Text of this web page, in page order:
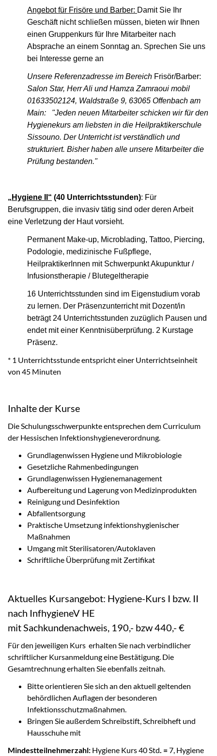
Angebot für Frisöre und Barber: Damit Sie Ihr
Geschäft nicht schließen müssen, bieten wir Ihnen
einen Gruppenkurs für Ihre Mitarbeiter nach
Absprache an einem Sonntag an. Sprechen Sie uns
bei Interesse gerne an
Unsere Referenzadresse im Bereich Frisör/Barber:
Salon Star, Herr Ali und Hamza Zamraoui mobil
01633502124, Waldstraße 9, 63065 Offenbach am
Main: "Jeden neuen Mitarbeiter schicken wir für den
Hygienekurs am liebsten in die Heilpraktikerschule
Sissouno. Der Unterricht ist verständlich und
strukturiert. Bisher haben alle unsere Mitarbeiter die
Prüfung bestanden."
„Hygiene II“ (40 Unterrichtsstunden): Für
Berufsgruppen, die invasiv tätig sind oder deren Arbeit
eine Verletzung der Haut vorsieht.
Permanent Make-up, Microblading, Tattoo, Piercing,
Podologie, medizinische Fußpflege,
HeilpraktikerInnen mit Schwerpunkt Akupunktur /
Infusionstherapie / Blutegeltherapie
16 Unterrichtsstunden sind im Eigenstudium vorab
zu lernen. Der Präsenzunterricht mit Dozent/in
beträgt 24 Unterrichtsstunden zuzüglich Pausen und
endet mit einer Kenntnisüberprüfung. 2 Kurstage
Präsenz.
* 1 Unterrichtsstunde entspricht einer Unterrichtseinheit
von 45 Minuten
Inhalte der Kurse
Die Schulungsschwerpunkte entsprechen dem Curriculum
der Hessischen Infektionshygieneverordnung.
Grundlagenwissen Hygiene und Mikrobiologie
Gesetzliche Rahmenbedingungen
Grundlagenwissen Hygienemanagement
Aufbereitung und Lagerung von Medizinprodukten
Reinigung und Desinfektion
Abfallentsorgung
Praktische Umsetzung infektionshygienischer
Maßnahmen
Umgang mit Sterilisatoren/Autoklaven
Schriftliche Überprüfung mit Zertifikat
Aktuelles Kursangebot: Hygiene-Kurs I bzw. II
nach InfhygieneV HE
mit Sachkundenachweis, 190,- bzw 440,- €
Für den jeweiligen Kurs erhalten Sie nach verbindlicher
schriftlicher Kursanmeldung eine Bestätigung. Die
Gesamtrechnung erhalten Sie ebenfalls zeitnah.
Bitte orientieren Sie sich an den aktuell geltenden
behördlichen Auflagen der besonderen
Infektionsschutzmaßnahmen.
Bringen Sie außerdem Schreibstift, Schreibheft und
Hausschuhe mit
Mindestteilnehmerzahl: Hygiene Kurs 40 Std. =7, Hygiene